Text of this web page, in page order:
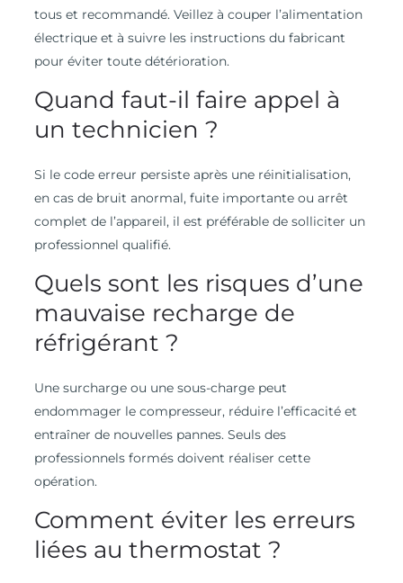
tous et recommandé. Veillez à couper l’alimentation
électrique et à suivre les instructions du fabricant
pour éviter toute détérioration.
Quand faut-il faire appel à
un technicien ?
Si le code erreur persiste après une réinitialisation,
en cas de bruit anormal, fuite importante ou arrêt
complet de l’appareil, il est préférable de solliciter un
professionnel qualifié.
Quels sont les risques d’une
mauvaise recharge de
réfrigérant ?
Une surcharge ou une sous-charge peut
endommager le compresseur, réduire l’efficacité et
entraîner de nouvelles pannes. Seuls des
professionnels formés doivent réaliser cette
opération.
Comment éviter les erreurs
liées au thermostat ?